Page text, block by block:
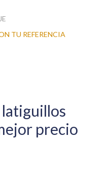
TU REFERENCIA
latiguillos
precio